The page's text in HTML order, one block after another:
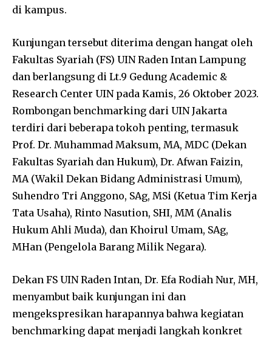
di kampus.
Kunjungan tersebut diterima dengan hangat oleh
Fakultas Syariah (FS) UIN Raden Intan Lampung
dan berlangsung di Lt.9 Gedung Academic &
Research Center UIN pada Kamis, 26 Oktober 2023.
Rombongan benchmarking dari UIN Jakarta
terdiri dari beberapa tokoh penting, termasuk
Prof. Dr. Muhammad Maksum, MA, MDC (Dekan
Fakultas Syariah dan Hukum), Dr. Afwan Faizin,
MA (Wakil Dekan Bidang Administrasi Umum),
Suhendro Tri Anggono, SAg, MSi (Ketua Tim Kerja
Tata Usaha), Rinto Nasution, SHI, MM (Analis
Hukum Ahli Muda), dan Khoirul Umam, SAg,
MHan (Pengelola Barang Milik Negara).
Dekan FS UIN Raden Intan, Dr. Efa Rodiah Nur, MH,
menyambut baik kunjungan ini dan
mengekspresikan harapannya bahwa kegiatan
benchmarking dapat menjadi langkah konkret